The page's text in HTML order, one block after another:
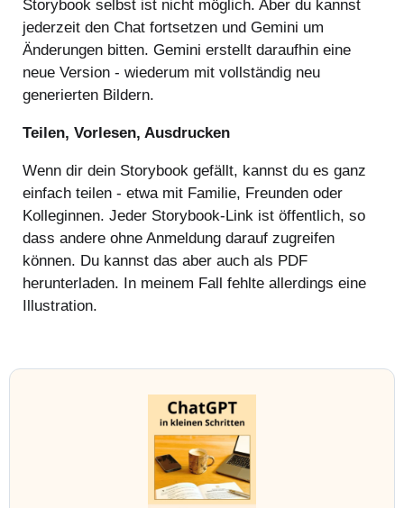
Storybook selbst ist nicht möglich. Aber du kannst
jederzeit den Chat fortsetzen und Gemini um
Änderungen bitten. Gemini erstellt daraufhin eine
neue Version - wiederum mit vollständig neu
generierten Bildern.
Teilen, Vorlesen, Ausdrucken
Wenn dir dein Storybook gefällt, kannst du es ganz
einfach teilen - etwa mit Familie, Freunden oder
Kolleginnen. Jeder Storybook-Link ist öffentlich, so
dass andere ohne Anmeldung darauf zugreifen
können. Du kannst das aber auch als PDF
herunterladen. In meinem Fall fehlte allerdings eine
Illustration.